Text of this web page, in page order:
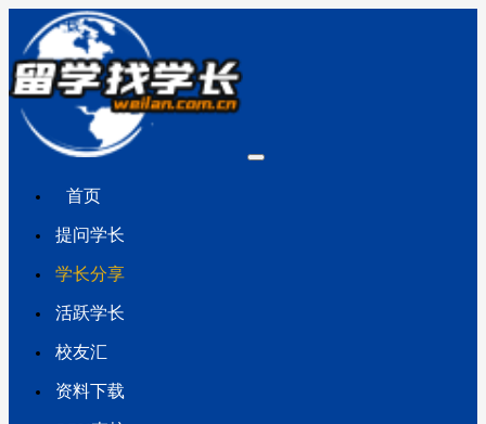
首页
提问学长
学长分享
活跃学长
校友汇
资料下载